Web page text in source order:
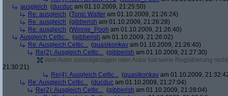
ausgleich (ducduc am 01.10.2009, 21:25:50)
Re: ausgleich (Tonic Walter am 01.10.2009, 21:26:24)
Re: ausgleich (gibberish am 01.10.2009, 21:26:28)
Re: ausgleich (Winnie_Pooh am 01.10.2009, 21:26:40)
Ausgleich Celtic... (gibberish am 01.10.2009, 21:26:02)
Re: Ausgleich Celtic... (quasikonkav am 01.10.2009, 21:26:40)
Re(2): Ausgleich Celtic... (gibberish am 01.10.2009, 21:27:30)
Vom Autor zurückgezogen oder Autor hat seine Registrierung
21:30:21)
Re(4): Ausgleich Celtic... (quasikonkav am 01.10.2009,
Re: Ausgleich Celtic... (ducduc am 01.10.2009, 21:27:04)
Re(2): Ausgleich Celtic... (gibberish am 01.10.2009, 21:28:04)